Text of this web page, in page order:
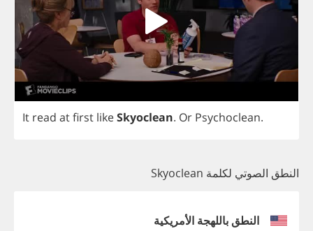
It read atfirst likeSkyoclean. Or Psychoclean.
النطق الصوتي لكلمة Skyoclean
النطق باللهجة الأمريكية